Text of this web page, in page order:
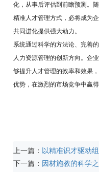
化，从事后评估到前瞻预测。
精准人才管理方式，必将成为
共同进化提供强大动力。
系统通过科学的方法论、完善
人力资源管理的创新方向。企
够提升人才管理的效率和效果
优势，在激烈的市场竞争中赢得
上一篇： 以精准识才驱动
下一篇： 因材施教的科学